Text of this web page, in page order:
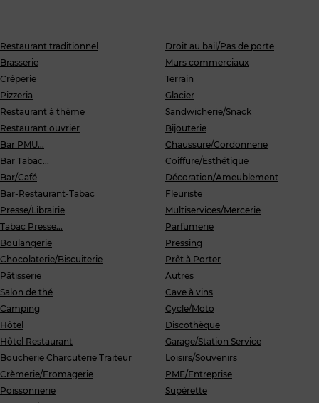
Restaurant traditionnel
Brasserie
Crêperie
Pizzeria
Restaurant à thème
Restaurant ouvrier
Bar PMU...
Bar Tabac...
Bar/Café
Bar-Restaurant-Tabac
Presse/Librairie
Tabac Presse...
Boulangerie
Chocolaterie/Biscuiterie
Pâtisserie
Salon de thé
Camping
Hôtel
Hôtel Restaurant
Boucherie Charcuterie Traiteur
Crèmerie/Fromagerie
Poissonnerie
Droit au bail/Pas de porte
Murs commerciaux
Terrain
Glacier
Sandwicherie/Snack
Bijouterie
Chaussure/Cordonnerie
Coiffure/Esthétique
Décoration/Ameublement
Fleuriste
Multiservices/Mercerie
Parfumerie
Pressing
Prêt à Porter
Autres
Cave à vins
Cycle/Moto
Discothèque
Garage/Station Service
Loisirs/Souvenirs
PME/Entreprise
Supérette